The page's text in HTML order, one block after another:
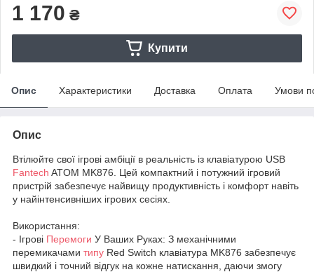
1 170 ₴
Купити
Опис Характеристики Доставка Оплата Умови
Опис
Втілюйте свої ігрові амбіції в реальність із клавіатурою USB
Fantech ATOM MK876. Цей компактний і потужний ігровий
пристрій забезпечує найвищу продуктивність і комфорт навіть
у найінтенсивніших ігрових сесіях.
Використання:
- Ігрові Перемоги У Ваших Руках: З механічними
перемикачами типу Red Switch клавіатура MK876 забезпечує
швидкий і точний відгук на кожне натискання, даючи змогу